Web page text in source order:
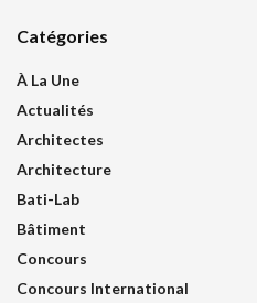
Catégories
À La Une
Actualités
Architectes
Architecture
Bati-Lab
Bâtiment
Concours
Concours International